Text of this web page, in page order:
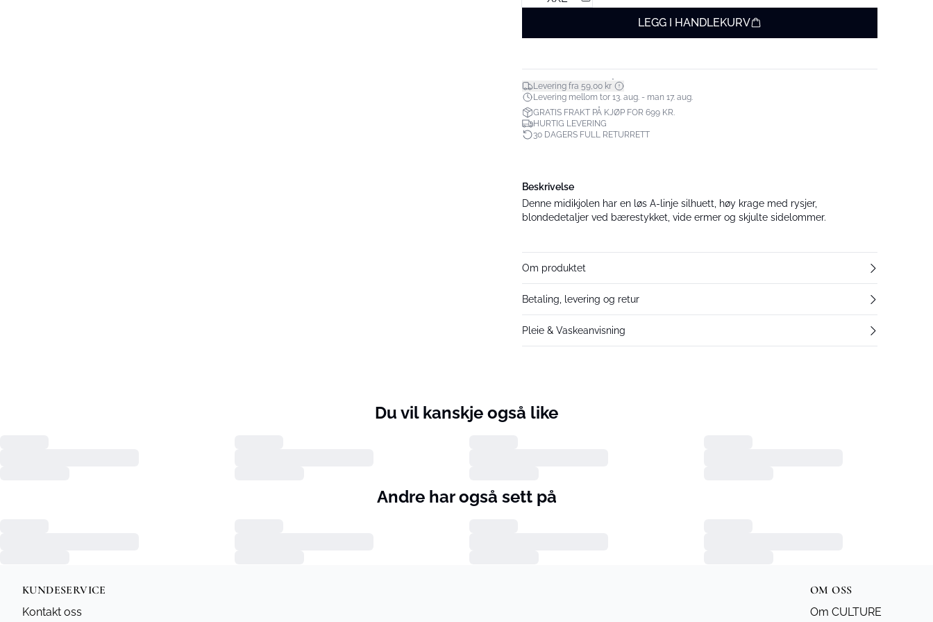
LEGG I HANDLEKURV
Levering fra 59,00 kr*
Levering mellom tor 13. aug. - man 17. aug.
GRATIS FRAKT PÅ KJØP FOR 699 KR.
HURTIG LEVERING
30 DAGERS FULL RETURRETT
Beskrivelse
Denne midikjolen har en løs A-linje silhuett, høy krage med rysjer,
blondedetaljer ved bærestykket, vide ermer og skjulte sidelommer.
Om produktet
Betaling, levering og retur
Pleie & Vaskeanvisning
Du vil kanskje også like
Andre har også sett på
KUNDESERVICE
Kontakt oss
OM OSS
Om CULTURE